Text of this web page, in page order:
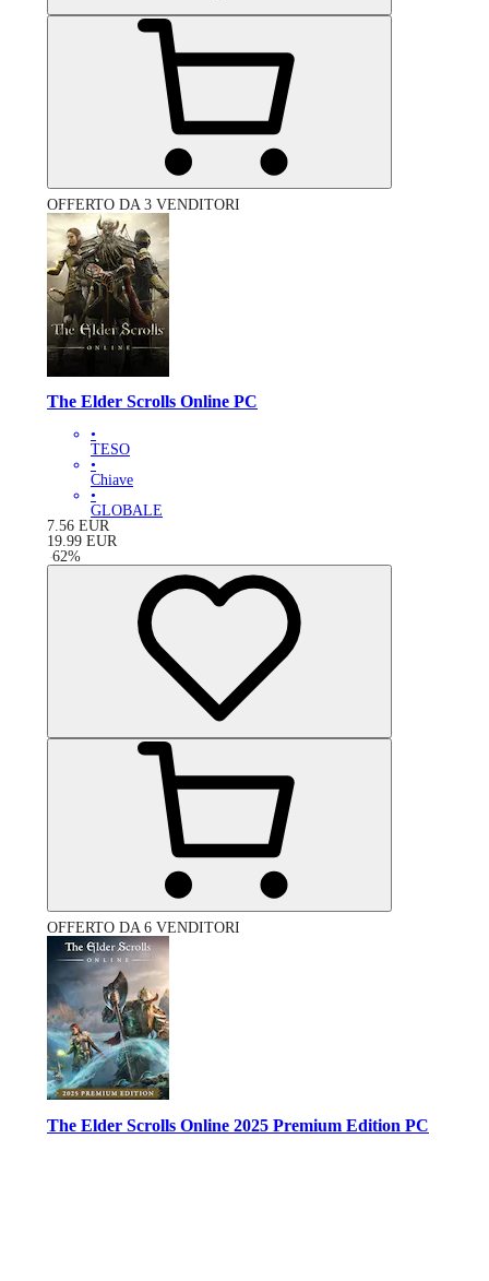
OFFERTO DA 3 VENDITORI
The Elder Scrolls Online PC
•
TESO
•
Chiave
•
GLOBALE
7.56 EUR
19.99 EUR
-62%
OFFERTO DA 6 VENDITORI
The Elder Scrolls Online 2025 Premium Edition PC